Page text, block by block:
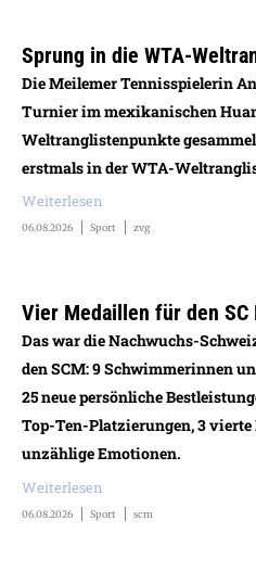
Sprung in die WTA-
Die Meilemer Tennisspielerin
Turnier im mexikanischen
Weltranglistenpunkte
erstmals in der WTA-
Weiterlesen
06.08.2026 Sport zvg
Vier Medaillen für den SC
Das war die Nachwuchs-
den SCM: 9 Schwimmerinnen
25 neue persönliche
Top-Ten-Platzierungen, 3 vierte
unzählige Emotionen.
Weiterlesen
06.08.2026 Sport scm